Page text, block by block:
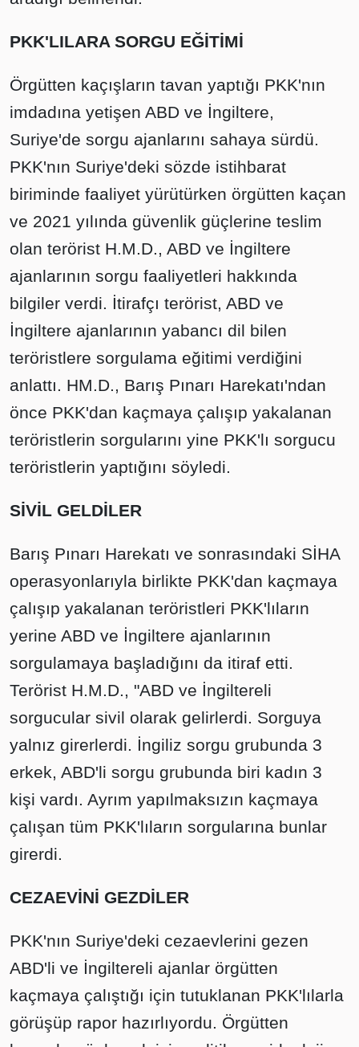
PKK'LILARA SORGU EĞİTİMİ
Örgütten kaçışların tavan yaptığı PKK'nın
imdadına yetişen ABD ve İngiltere,
Suriye'de sorgu ajanlarını sahaya sürdü.
PKK'nın Suriye'deki sözde istihbarat
biriminde faaliyet yürütürken örgütten kaçan
ve 2021 yılında güvenlik güçlerine teslim
olan terörist H.M.D., ABD ve İngiltere
ajanlarının sorgu faaliyetleri hakkında
bilgiler verdi. İtirafçı terörist, ABD ve
İngiltere ajanlarının yabancı dil bilen
teröristlere sorgulama eğitimi verdiğini
anlattı. HM.D., Barış Pınarı Harekatı'ndan
önce PKK'dan kaçmaya çalışıp yakalanan
teröristlerin sorgularını yine PKK'lı sorgucu
teröristlerin yaptığını söyledi.
SİVİL GELDİLER
Barış Pınarı Harekatı ve sonrasındaki SİHA
operasyonlarıyla birlikte PKK'dan kaçmaya
çalışıp yakalanan teröristleri PKK'lıların
yerine ABD ve İngiltere ajanlarının
sorgulamaya başladığını da itiraf etti.
Terörist H.M.D., "ABD ve İngiltereli
sorgucular sivil olarak gelirlerdi. Sorguya
yalnız girerlerdi. İngiliz sorgu grubunda 3
erkek, ABD'li sorgu grubunda biri kadın 3
kişi vardı. Ayrım yapılmaksızın kaçmaya
çalışan tüm PKK'lıların sorgularına bunlar
girerdi.
CEZAEVİNİ GEZDİLER
PKK'nın Suriye'deki cezaevlerini gezen
ABD'li ve İngiltereli ajanlar örgütten
kaçmaya çalıştığı için tutuklanan PKK'lılarla
görüşüp rapor hazırlıyordu. Örgütten